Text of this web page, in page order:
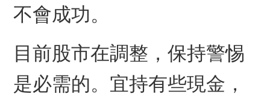
不會成功。
目前股市在調整，保持警惕
是必需的。 宜持有些現金，